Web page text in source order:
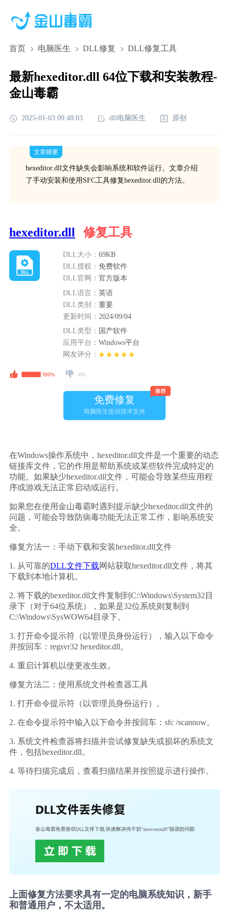
首页 电脑医生 DLL修复 DLL修复工具
最新hexeditor.dll 64位下载和安装教程-
金山毒霸
2025-01-03 09:48:03 dll电脑医生 原创
文章摘要
hexeditor.dll文件缺失会影响系统和软件运行。文章介绍
了手动安装和使用SFC工具修复hexeditor.dll的方法。
hexeditor.dll 修复工具
DLL大小： 69KB
DLL授权： 免费软件
DLL官网： 官方版本
DLL语言： 英语
DLL类别： 重要
更新时间： 2024/09/04
DLL类型： 国产软件
应用平台： Windows平台
网友评分：
免费修复
电脑医生提供技术支持
在Windows操作系统中，hexeditor.dll文件是一个重要的动态
链接库文件，它的作用是帮助系统或某些软件完成特定的
功能。如果缺少hexeditor.dll文件，可能会导致某些应用程
序或游戏无法正常启动或运行。
如果您在使用金山毒霸时遇到提示缺少hexeditor.dll文件的
问题，可能会导致防病毒功能无法正常工作，影响系统安
全。
修复方法一：手动下载和安装hexeditor.dll文件
1. 从可靠的DLL文件下载网站获取hexeditor.dll文件，将其
下载到本地计算机。
2. 将下载的hexeditor.dll文件复制到C:\Windows\System32目
录下（对于64位系统），如果是32位系统则复制到
C:\Windows\SysWOW64目录下。
3. 打开命令提示符（以管理员身份运行），输入以下命令
并按回车：regsvr32 hexeditor.dll。
4. 重启计算机以使更改生效。
修复方法二：使用系统文件检查器工具
1. 打开命令提示符（以管理员身份运行）。
2. 在命令提示符中输入以下命令并按回车：sfc /scannow。
3. 系统文件检查器将扫描并尝试修复缺失或损坏的系统文
件，包括hexeditor.dll。
4. 等待扫描完成后，查看扫描结果并按照提示进行操作。
上面修复方法要求具有一定的电脑系统知识，新手
和普通用户，不太适用。